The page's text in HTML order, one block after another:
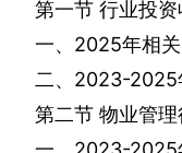
第一节 行业投
一、 2025年相
二、 2023-2025
第二节 物业管